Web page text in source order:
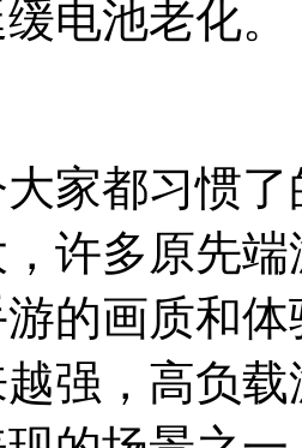
电池老化。
家都习惯
许多原先
的画质和
强，高负